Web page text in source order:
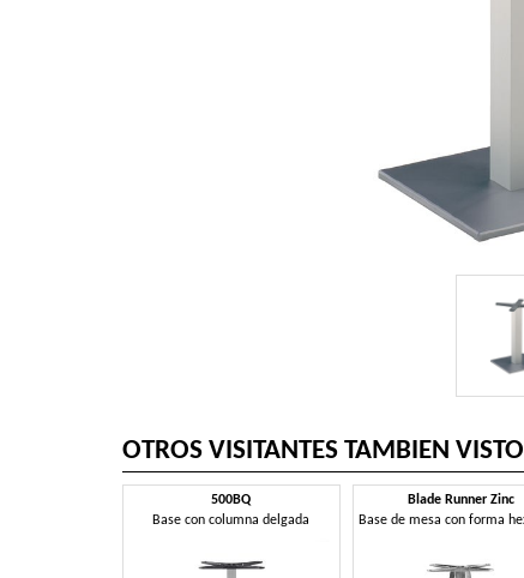
OTROS VISITANTES TAMBIEN VISTO
500BQ
Base con columna delgada
Blade Runner Zinc